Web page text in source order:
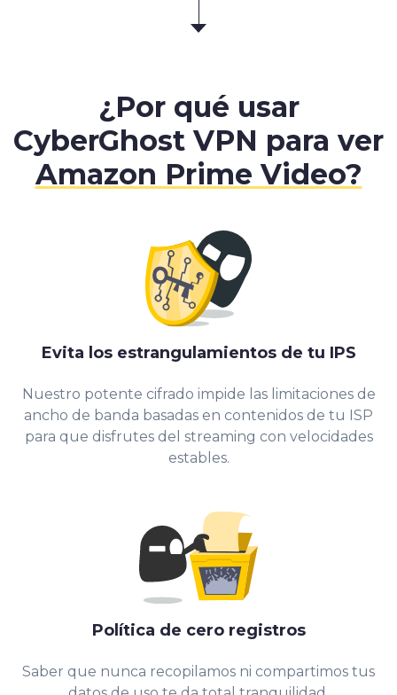
¿Por qué usar
CyberGhost VPN para ver
Amazon Prime Video?
Evita los estrangulamientos de tu IPS
Nuestro potente cifrado impide las limitaciones de
ancho de banda basadas en contenidos de tu ISP
para que disfrutes del streaming con velocidades
estables.
Política de cero registros
Saber que nunca recopilamos ni compartimos tus